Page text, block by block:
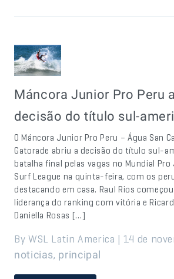
Máncora Junior Pro Peru
decisão do título sul-
O Máncora Junior Pro Peru – Água San
Gatorade abriu a decisão do título sul-
batalha final pelas vagas no Mundial
Surf League na quinta-feira, com os
destacando em casa. Raul Rios
liderança do ranking com vitória e
Daniella Rosas […]
By WSL Latin America | 14 de
noticias, principal